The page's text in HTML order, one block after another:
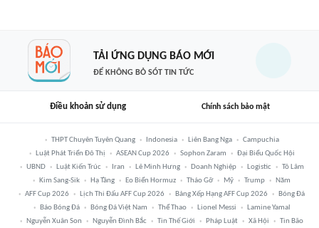
TẢI ỨNG DỤNG BÁO MỚI
ĐỂ KHÔNG BỎ SÓT TIN TỨC
Điều khoản sử dụng Chính sách bảo mật
THPT Chuyên Tuyên Quang Indonesia Liên Bang Nga
Campuchia
Luật Phát Triển Đô Thị
ASEAN Cup 2026 Sophon Zaram
Đại Biểu Quốc Hội
UBND
Luật Kiến Trúc Iran Lê Minh Hưng Doanh Nghiệp Logistic
Tô Lâm
Kim Sang-Sik
Hạ Tầng Eo Biển Hormuz Tháo Gỡ Mỹ Trump
Năm
AFF Cup 2026
Lịch Thi Đấu AFF Cup 2026 Bảng Xếp Hạng AFF Cup 2026
Bóng Đá
Báo Bóng Đá
Bóng Đá Việt Nam Thể Thao Lionel Messi
Lamine Yamal
Nguyễn Xuân Son
Nguyễn Đình Bắc Tin Thế Giới Pháp Luật Xã Hội Tin Bão